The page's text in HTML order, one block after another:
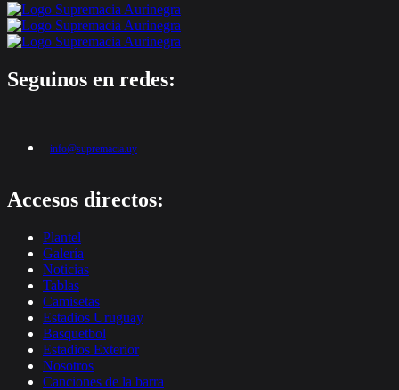
Seguinos en redes:
info@supremacia.uy
Accesos directos:
Plantel
Galería
Noticias
Tablas
Camisetas
Estadios Uruguay
Basquetbol
Estadios Exterior
Nosotros
Canciones de la barra